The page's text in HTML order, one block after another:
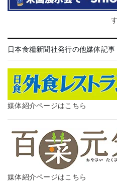
日本食糧新聞社発行の他媒体記事
媒体紹介ページはこちら
媒体紹介ページはこちら